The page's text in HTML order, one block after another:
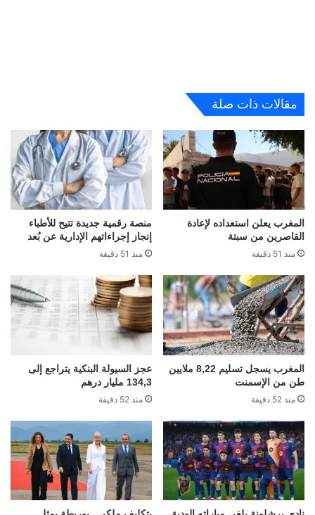
مقالات ذات صلة
المغرب يعلن استعداده لإعادة
القاصرين من سبتة
منذ 51 دقيقة
منصة رقمية جديدة تتيح للأطباء
إنجاز إجراءاتهم الإدارية عن بُعد
منذ 51 دقيقة
المغرب يسجل تسليم 8,22 ملايين
طن من الإسمنت
منذ 52 دقيقة
عجز السيولة البنكية يتراجع إلى
134,3 مليار درهم
منذ 52 دقيقة